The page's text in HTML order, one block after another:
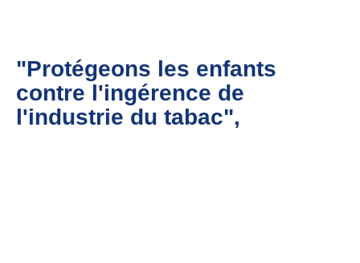
"Protégeons les enfants
contre l'ingérence de
l'industrie du tabac",